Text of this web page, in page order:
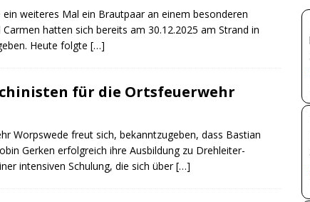
weiteres Mal ein Brautpaar an einem besonderen
hatten sich bereits am 30.12.2025 am Strand in
Heute folgte […]
für die Ortsfeuerwehr
Worpswede freut sich, bekanntzugeben, dass Bastian
Gerken erfolgreich ihre Ausbildung zu Drehleiter-
intensiven Schulung, die sich über[…]